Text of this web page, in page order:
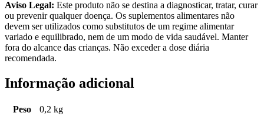
Aviso Legal: Este produto não se destina a diagnosticar, tratar, curar
ou prevenir qualquer doença. Os suplementos alimentares não
devem ser utilizados como substitutos de um regime alimentar
variado e equilibrado, nem de um modo de vida saudável. Manter
fora do alcance das crianças. Não exceder a dose diária
recomendada.
Informação adicional
Peso 0,2 kg